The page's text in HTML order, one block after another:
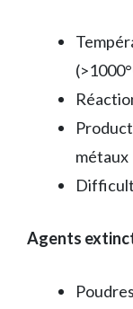
métaux
Agents